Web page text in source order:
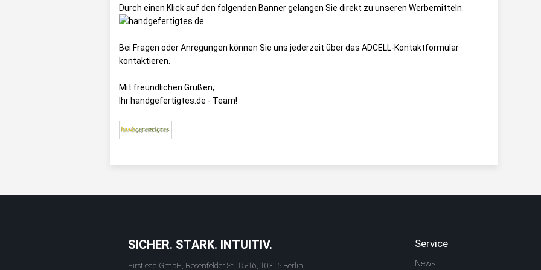
Durch einen Klick auf den folgenden Banner gelangen Sie direkt zu unseren Werbemitteln.
Bei Fragen oder Anregungen können Sie uns jederzeit über das ADCELL-Kontaktformular
kontaktieren.
Mit freundlichen Grüßen,
Ihr handgefertigtes.de - Team!
SICHER. STARK. INTUITIV.
Firstlead GmbH, Rosenfelder St. 15-16, 10315 Berlin
Service
News